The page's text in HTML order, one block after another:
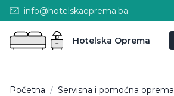
info@hotelskaoprema.ba
Hotelska Oprema
Početna / Servisna i pomoćna oprema